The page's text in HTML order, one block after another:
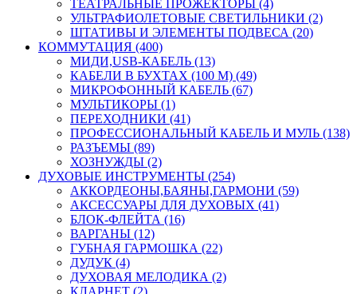
ТЕАТРАЛЬНЫЕ ПРОЖЕКТОРЫ (4)
УЛЬТРАФИОЛЕТОВЫЕ СВЕТИЛЬНИКИ (2)
ШТАТИВЫ И ЭЛЕМЕНТЫ ПОДВЕСА (20)
КОММУТАЦИЯ (400)
МИДИ,USB-КАБЕЛЬ (13)
КАБЕЛИ В БУХТАХ (100 М) (49)
МИКРОФОННЫЙ КАБЕЛЬ (67)
МУЛЬТИКОРЫ (1)
ПЕРЕХОДНИКИ (41)
ПРОФЕССИОНАЛЬНЫЙ КАБЕЛЬ И МУЛЬ (138)
РАЗЪЕМЫ (89)
ХОЗНУЖДЫ (2)
ДУХОВЫЕ ИНСТРУМЕНТЫ (254)
АККОРДЕОНЫ,БАЯНЫ,ГАРМОНИ (59)
АКСЕССУАРЫ ДЛЯ ДУХОВЫХ (41)
БЛОК-ФЛЕЙТА (16)
ВАРГАНЫ (12)
ГУБНАЯ ГАРМОШКА (22)
ДУДУК (4)
ДУХОВАЯ МЕЛОДИКА (2)
КЛАРНЕТ (2)